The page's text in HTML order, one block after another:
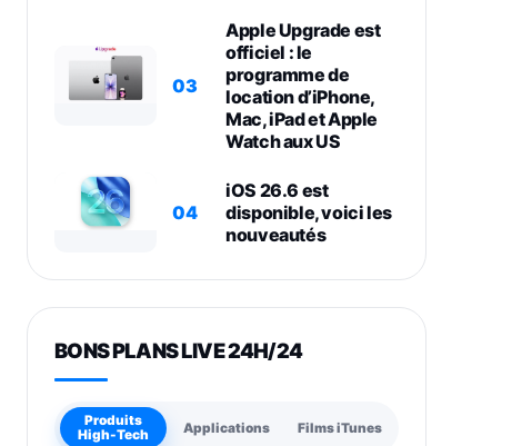
03
Apple Upgrade est
officiel : le
programme de
location d’iPhone,
Mac, iPad et Apple
Watch aux US
04
iOS 26.6 est
disponible, voici les
nouveautés
BONS PLANS LIVE 24H/24
Produits
High-Tech
Applications Films iTunes